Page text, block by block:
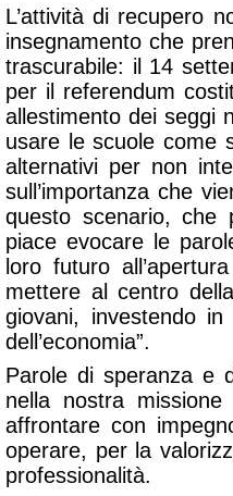
L’attività di recupero
insegnamento che
trascurabile: il 14
per il referendum
allestimento dei seggi
usare le scuole come
alternativi per non
sull’importanza che
questo scenario, che
piace evocare le
loro futuro
mettere al centro
giovani, investendo
dell’economia”.
Parole di speranza e
nella nostra
affrontare con
operare, per la
professionalità.